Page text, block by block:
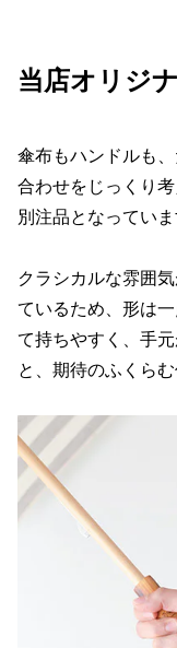
当店オリジ
傘布もハンドルも
合わせをじっくり
別注品となっていま
クラシカルな雰囲
ているため、形は
て持ちやすく、手
と、期待のふくらむ